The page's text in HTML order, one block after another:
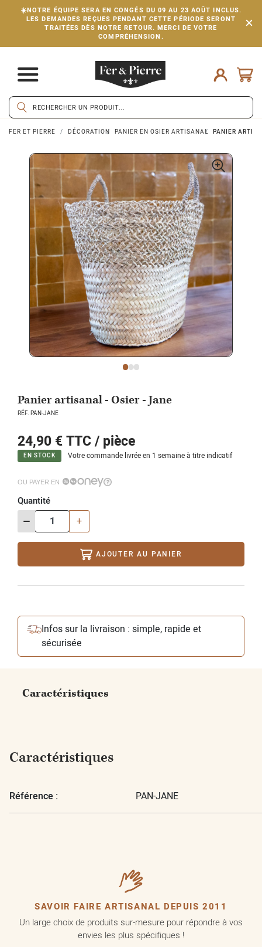
☀️NOTRE ÉQUIPE SERA EN CONGÉS DU 09 AU 23 AOÛT INCLUS.
LES DEMANDES REÇUES PENDANT CETTE PÉRIODE SERONT
TRAITÉES DÈS NOTRE RETOUR. MERCI DE VOTRE
COMPRÉHENSION.
FER ET PIERRE DÉCORATION PANIER EN OSIER ARTISANAL PANIER
Panier artisanal - Osier - Jane
RÉF. PAN-JANE
24,90 €TTC / pièce
EN STOCK Votre commande livrée en 1 semaine à titre indicatif
OU PAYER EN
Quantité
- +
AJOUTER AU PANIER
Infos sur la livraison : simple, rapide et
sécurisée
Caractéristiques
Caractéristiques
Référence : PAN-JANE
SAVOIR FAIRE ARTISANAL DEPUIS 2011
Un large choix de produits sur-mesure pour répondre à vos
envies les plus spécifiques !